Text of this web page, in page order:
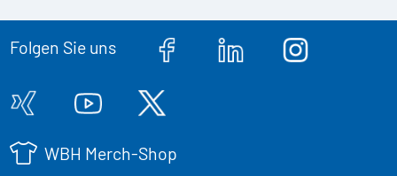
Folgen Sie uns
WBH Merch-Shop